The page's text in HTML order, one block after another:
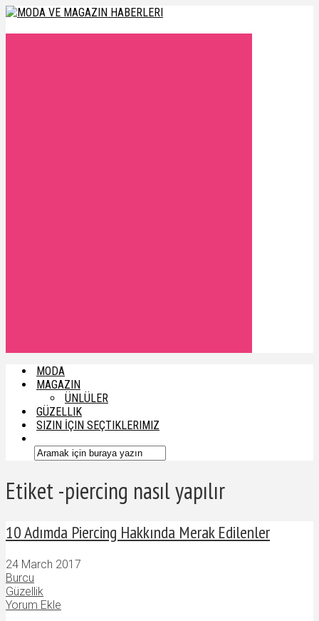
MODA
MAGAZIN
ÜNLÜLER
GÜZELLIK
SIZIN İÇIN SEÇTIKLERIMIZ
Etiket -piercing nasıl yapılır
10 Adımda Piercing Hakkında Merak Edilenler
24 March 2017
Burcu
Güzellik
Yorum Ekle